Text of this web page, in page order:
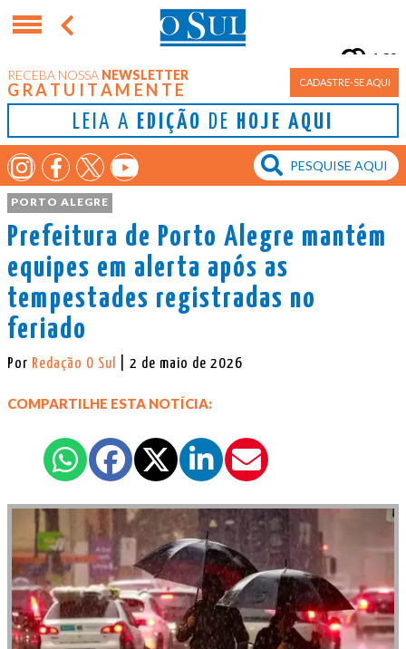
RECEBA NOSSA NEWSLETTER
GRATUITAMENTE CADASTRE-SE AQUI
LEIA A EDIÇÃO DE HOJE AQUI
Porto Alegre
16°
PORTO ALEGRE
Prefeitura de Porto Alegre mantém
equipes em alerta após as
tempestades registradas no
feriado
Por Redação O Sul | 2 de maio de 2026
COMPARTILHE ESTA NOTÍCIA: